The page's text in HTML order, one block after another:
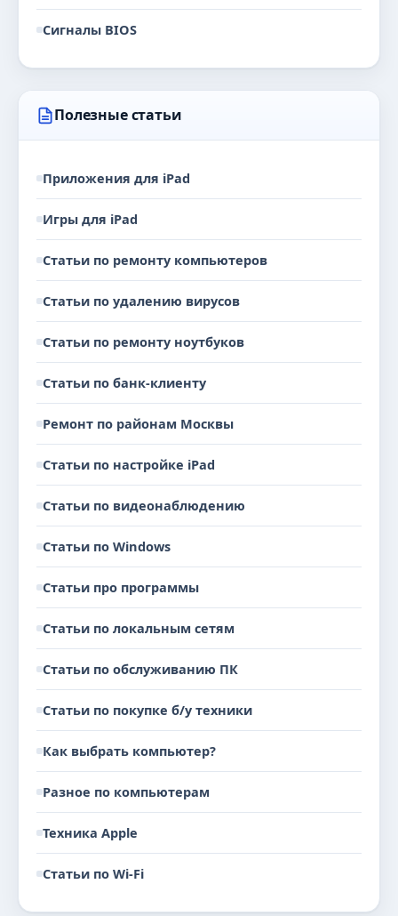
Сигналы BIOS
Полезные статьи
Приложения для iPad
Игры для iPad
Статьи по ремонту компьютеров
Статьи по удалению вирусов
Статьи по ремонту ноутбуков
Статьи по банк-клиенту
Ремонт по районам Москвы
Статьи по настройке iPad
Статьи по видеонаблюдению
Статьи по Windows
Статьи про программы
Статьи по локальным сетям
Статьи по обслуживанию ПК
Статьи по покупке б/у техники
Как выбрать компьютер?
Разное по компьютерам
Техника Apple
Статьи по Wi-Fi